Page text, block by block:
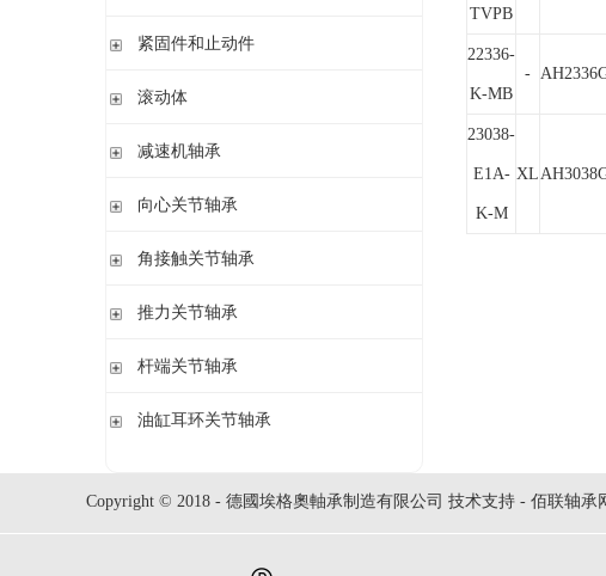
立式轴承座SNV,剖分用于带紧定套的圆锥孔轴承
立式轴承座S30,剖分适用于带紧定套的圆锥孔调心滚子轴承
立式轴承座LOE,剖分用于圆柱孔调心滚子轴承
立式轴承座LOE,剖分适用于带紧定套的圆锥孔调心滚子轴承
立式轴承座BND,非剖分适用于调心滚子轴承
带法兰的轴承座F5,非剖分用于带紧定套的圆锥孔轴承
紧固件和止动件
紧定套
锁紧螺母
止动垫圈
止动卡板
滚动体
钢球
减速机轴承
无外圈满装圆柱滚子轴承 RSL系列
外球面满滚子轴承 SL05,SL06 系列
双列满装圆柱滚子轴承 SL1849系列
单列满装圆柱滚子轴承 SL1830 系列
向心关节轴承
向心关节轴承
角接触关节轴承
角接触关节轴承
推力关节轴承
推力关节轴承
杆端关节轴承
杆端关节轴承
油缸耳环关节轴承
TVPB
22336-
K-MB
-
23038-
E1A-
K-M
XL
Copyright © 2018 - 德國埃格奧軸承制造有限公司 技术支持 - 佰联轴承